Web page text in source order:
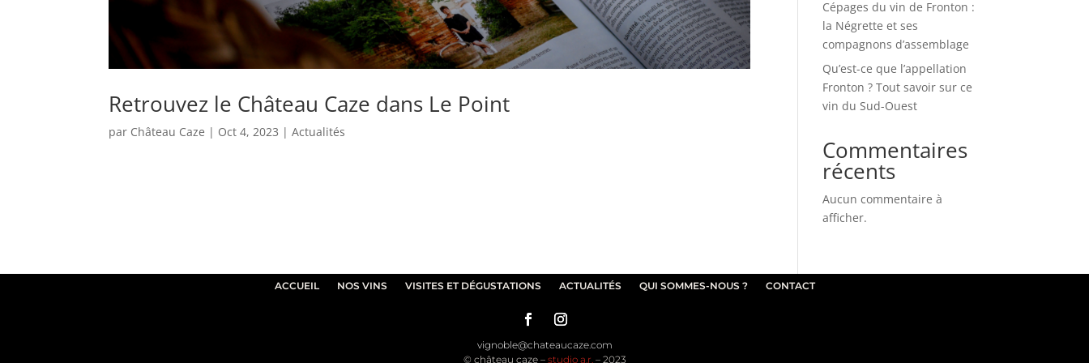
Retrouvez le Château Caze dans Le Point
par Château Caze | Oct 4, 2023 |Actualités
Cépages du vin de Fronton :
la Négrette et ses
compagnons d’assemblage
Qu’est-ce que l’appellation
Fronton ? Tout savoir sur ce
vin du Sud-Ouest
Commentaires
récents
Aucun commentaire à
afficher.
ACCUEIL NOS VINS VISITES ET DÉGUSTATIONS ACTUALITÉS QUI SOMMES-NOUS ? CONTACT
vignoble@chateaucaze.com
© château caze – studio a.r.– 2023